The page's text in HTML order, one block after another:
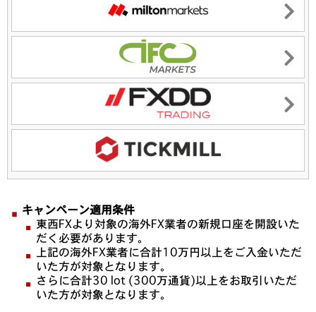
キャンペーン適用条件
東西FXより対象の海外FX業者の新規口座を開設いた
だく必要があります。
上記の海外FX業者に合計10万円以上をご入金いただ
いた方が対象となります。
さらに合計30 lot (300万通貨)以上をお取引いただ
いた方が対象となります。